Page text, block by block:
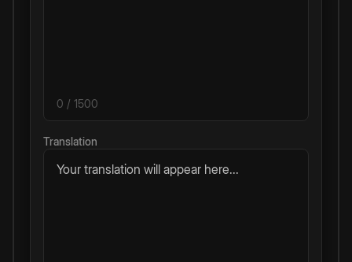
0 / 1500
Translation
Your translation will appear here...